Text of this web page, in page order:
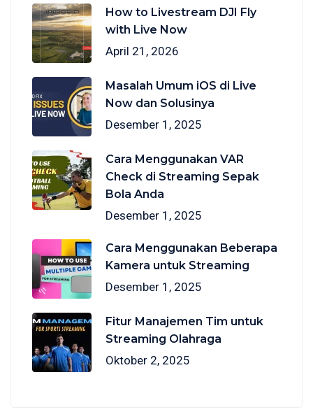
How to Livestream DJI Fly
with Live Now
April 21, 2026
Masalah Umum iOS di Live
Now dan Solusinya
Desember 1, 2025
Cara Menggunakan VAR
Check di Streaming Sepak
Bola Anda
Desember 1, 2025
Cara Menggunakan Beberapa
Kamera untuk Streaming
Desember 1, 2025
Fitur Manajemen Tim untuk
Streaming Olahraga
Oktober 2, 2025